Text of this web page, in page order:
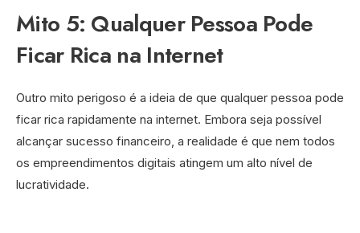
Mito 5: Qualquer Pessoa Pode
Ficar Rica na Internet
Outro mito perigoso é a ideia de que qualquer pessoa pode
ficar rica rapidamente na internet. Embora seja possível
alcançar sucesso financeiro, a realidade é que nem todos
os empreendimentos digitais atingem um alto nível de
lucratividade.